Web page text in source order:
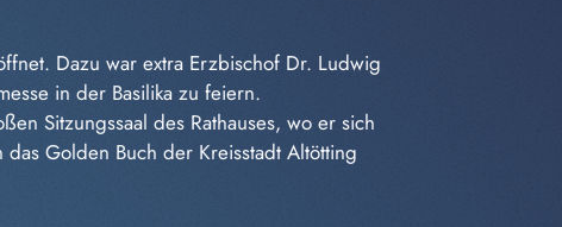
Dazu war extra Erzbischof Dr. Ludwig
in der Basilika zu feiern.
Sitzungssaal des Rathauses, wo er sich
Golden Buch der Kreisstadt Altötting